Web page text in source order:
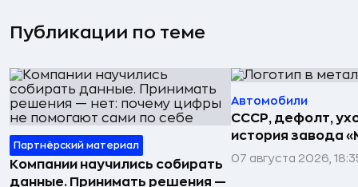
Публикации по теме
Партнёрский материал
Компании научились собирать
данные. Принимать решения —
Автомобили
СССР, дефолт,
история завода
07 августа 2026,